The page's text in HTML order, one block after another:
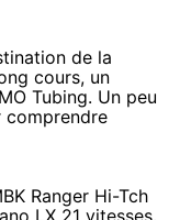
de la
cours, un
Tubing. Un peu
comprendre
Ranger Hi-Tch
LX 21 vitesses.